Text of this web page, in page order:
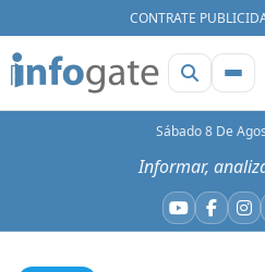
CONTRATE
Sábado 8 De
Informar,
YouTube